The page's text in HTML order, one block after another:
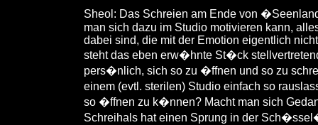
Sheol: Das Schreien am Ende von
man sich dazu im Studio motivieren kann,
dabei sind, die mit der Emotion eigentlich
steht das eben erw�hnte St�ck
pers�nlich, sich so zu �ffnen und so zu
einem (evtl. sterilen) Studio einfach so
so �ffnen zu k�nnen? Macht man sich
Schreihals hat einen Sprung in der